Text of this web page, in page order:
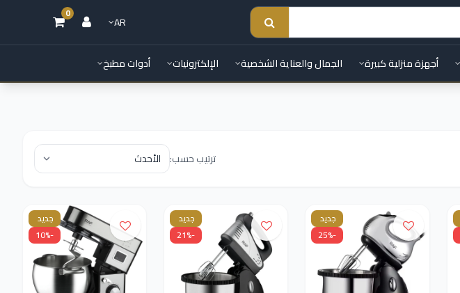
AR
0
أجهزة منزلية كبيرة الجمال والعناية الشخصية الإلكترونيات أدوات مطبخ
ترتيب حسب:
جديد
-25%
جديد
-21%
جديد
-10%